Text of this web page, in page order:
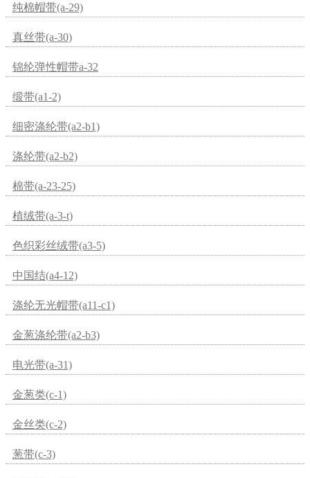
纯棉帽带(a-29)
真丝带(a-30)
锦纶弹性帽带a-32
缎带(a1-2)
细密涤纶带(a2-b1)
涤纶带(a2-b2)
棉带(a-23-25)
植绒带(a-3-t)
色织彩丝绒带(a3-5)
中国结(a4-12)
涤纶无光帽带(a11-c1)
金葱涤纶带(a2-b3)
电光带(a-31)
金葱类(c-1)
金丝类(c-2)
葱带(c-3)